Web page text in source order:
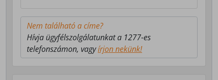
Nem található a címe?
Hívja ügyfélszolgálatunkat a 1277-es
telefonszámon, vagyírjon nekünk!